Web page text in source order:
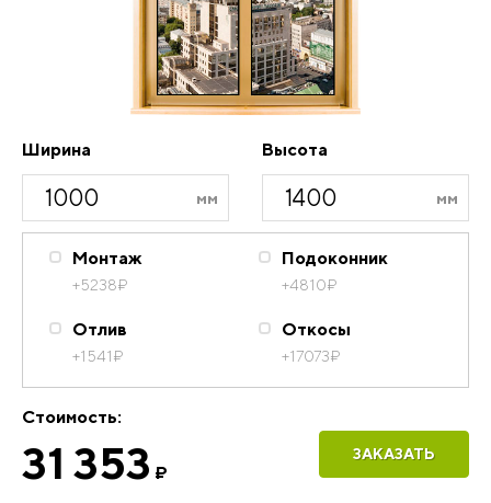
Ширина Высота
Монтаж
+5238₽
Подоконник
+4810₽
Отлив
+1541₽
Откосы
+17073₽
Стоимость:
31 353 ₽
ЗАКАЗАТЬ